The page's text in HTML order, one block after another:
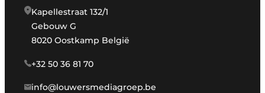
Kapellestraat 132/1
Gebouw G
8020 Oostkamp België
+32 50 36 81 70
info@louwersmediagroep.be